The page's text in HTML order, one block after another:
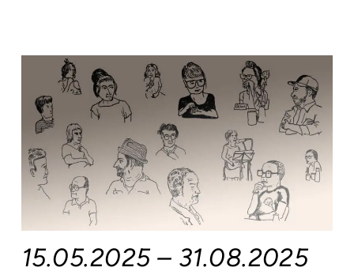
15.05.2025 – 31.08.2025